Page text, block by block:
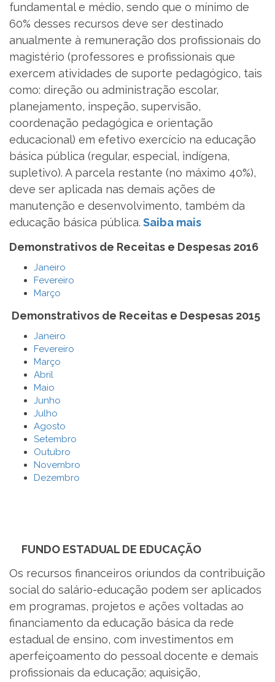
fundamental e médio, sendo que o mínimo de
60% desses recursos deve ser destinado
anualmente à remuneração dos profissionais do
magistério (professores e profissionais que
exercem atividades de suporte pedagógico, tais
como: direção ou administração escolar,
planejamento, inspeção, supervisão,
coordenação pedagógica e orientação
educacional) em efetivo exercício na educação
básica pública (regular, especial, indígena,
supletivo). A parcela restante (no máximo 40%),
deve ser aplicada nas demais ações de
manutenção e desenvolvimento, também da
educação básica pública. Saiba mais
Demonstrativos de Receitas e Despesas 2016
Janeiro
Fevereiro
Março
Demonstrativos de Receitas e Despesas 2015
Janeiro
Fevereiro
Março
Abril
Maio
Junho
Julho
Agosto
Setembro
Outubro
Novembro
Dezembro
FUNDO ESTADUAL DE EDUCAÇÃO
Os recursos financeiros oriundos da contribuição
social do salário-educação podem ser aplicados
em programas, projetos e ações voltadas ao
financiamento da educação básica da rede
estadual de ensino, com investimentos em
aperfeiçoamento do pessoal docente e demais
profissionais da educação; aquisição,